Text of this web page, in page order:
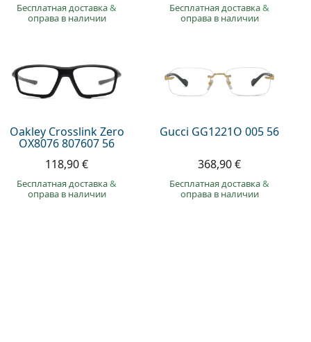
Бесплатная доставка&
оправа в наличии
Бесплатная доставка&
оправа в наличии
Oakley Crosslink Zero
OX8076 807607 56
118,90 €
Бесплатная доставка&
оправа в наличии
Gucci GG1221O 005 56
368,90 €
Бесплатная доставка&
оправа в наличии